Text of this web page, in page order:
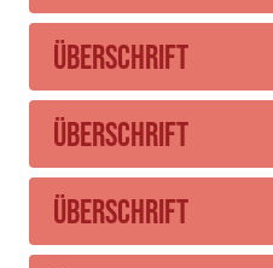
Überschrift
Überschrift
Überschrift